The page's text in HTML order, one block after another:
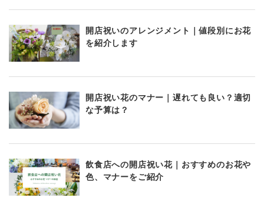
開店祝いのアレンジメント｜値段別にお花
を紹介します
開店祝い花のマナー｜遅れても良い？適切
な予算は？
飲食店への開店祝い花｜おすすめのお花や
色、マナーをご紹介